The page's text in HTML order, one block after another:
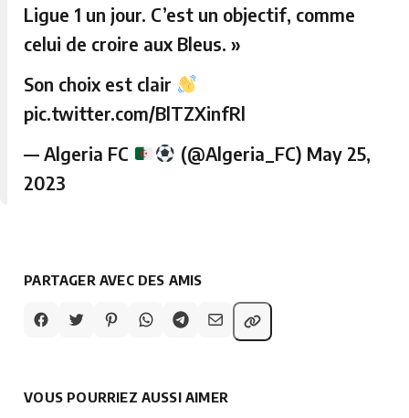
Ligue 1 un jour. C’est un objectif, comme
celui de croire aux Bleus. »
Son choix est clair
pic.twitter.com/BlTZXinfRl
— Algeria FC
(@Algeria_FC) May 25,
2023
PARTAGER AVEC DES AMIS
VOUS POURRIEZ AUSSI AIMER